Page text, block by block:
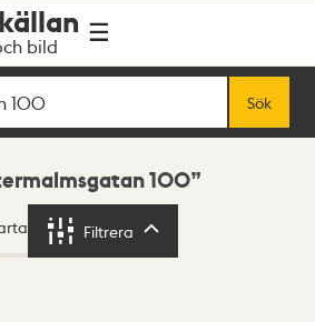
bild
Sök
100
Filtrera